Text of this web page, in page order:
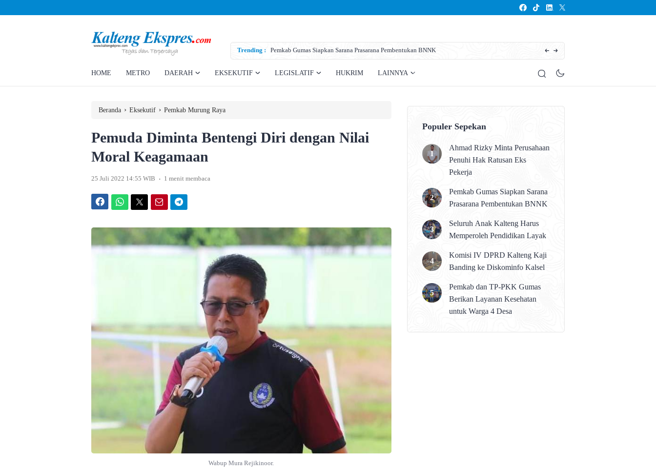
Trending :
Ahmad Rizky Minta Perusahaan Penuhi Hak Ratusan Eks Pekerja Pemkab Gumas Siapkan Sarana Prasarana Pembentukan BNNK Seluruh Anak Kalteng Harus Memperoleh
HOME METRO DAERAH EKSEKUTIF LEGISLATIF HUKRIM LAINNYA
Beranda › Eksekutif › Pemkab Murung Raya
Pemuda Diminta Bentengi Diri dengan Nilai
Moral Keagamaan
25 Juli 2022 14:55 WIB . 1 menit membaca
Wabup Mura Rejikinoor.
Populer Sepekan
Ahmad Rizky Minta Perusahaan
Penuhi Hak Ratusan Eks
Pekerja
Pemkab Gumas Siapkan Sarana
Prasarana Pembentukan BNNK
Seluruh Anak Kalteng Harus
Memperoleh Pendidikan Layak
Komisi IV DPRD Kalteng Kaji
Banding ke Diskominfo Kalsel
Pemkab dan TP-PKK Gumas
Berikan Layanan Kesehatan
untuk Warga 4 Desa